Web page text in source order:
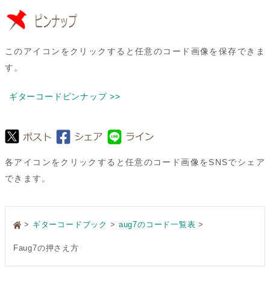
このアイコンをクリックすると任意のコード画像を保存できま
す。
ギターコードピンナップ >>
各アイコンをクリックすると任意のコード画像をSNSでシェア
できます。
> ギターコードブック aug7のコード一覧表
Faug7の押さえ方